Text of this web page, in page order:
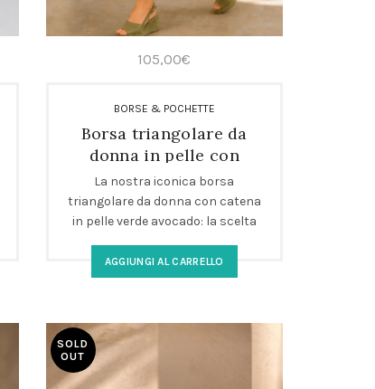
105,00€
BORSE & POCHETTE
Borsa triangolare da
donna in pelle con
catena verde avocado
La nostra iconica borsa
triangolare da donna con catena
in pelle verde avocado: la scelta
occasione. Design compatto,
doppia tracolla e dettagli sartoriali
per chi cerca una borsa a spalla
con catena di tendenza e qualità
artigianale Made in Italy.
AGGIUNGI AL CARRELLO
SOLD
OUT